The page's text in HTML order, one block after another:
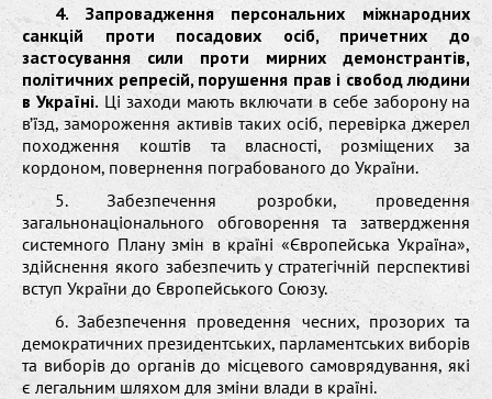
4. Запровадження персональних міжнародних
санкцій проти посадових осіб, причетних до
застосування сили проти мирних демонстрантів,
політичних репресій, порушення прав і свобод людини
в Україні. Ці заходи мають включати в себе заборону на
в’їзд, замороження активів таких осіб, перевірка джерел
походження коштів та власності, розміщених за
кордоном, повернення пограбованого до України.
5. Забезпечення розробки, проведення
загальнонаціонального обговорення та затвердження
системного Плану змін в країні «Європейська Україна»,
здійснення якого забезпечить у стратегічній перспективі
вступ України до Європейського Союзу.
6. Забезпечення проведення чесних, прозорих та
демократичних президентських, парламентських виборів
та виборів до органів до місцевого самоврядування, які
є легальним шляхом для зміни влади в країні.